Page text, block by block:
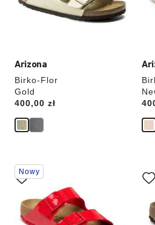
Arizona
Birko-Flor
Gold
Price:
400,00 zł
Wybranie
koloru
spowoduje
zmianę
zdjęcia
produktu
Nowy